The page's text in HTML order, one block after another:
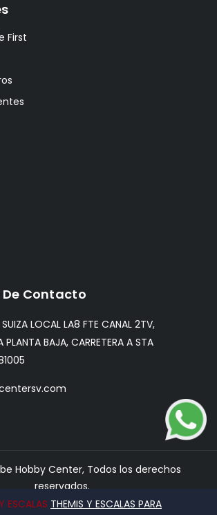
First
Contacto
LOCAL LA8 FTE CANAL 2TV,
PLANTA BAJA, CARRETERA A STA
Hobby Center, Todos los derechos
reservados.
ESCALAS THEMIS Y ESCALAS PARA